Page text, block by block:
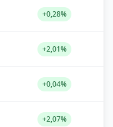
+0,28%
+2,01%
+0,04%
+2,07%